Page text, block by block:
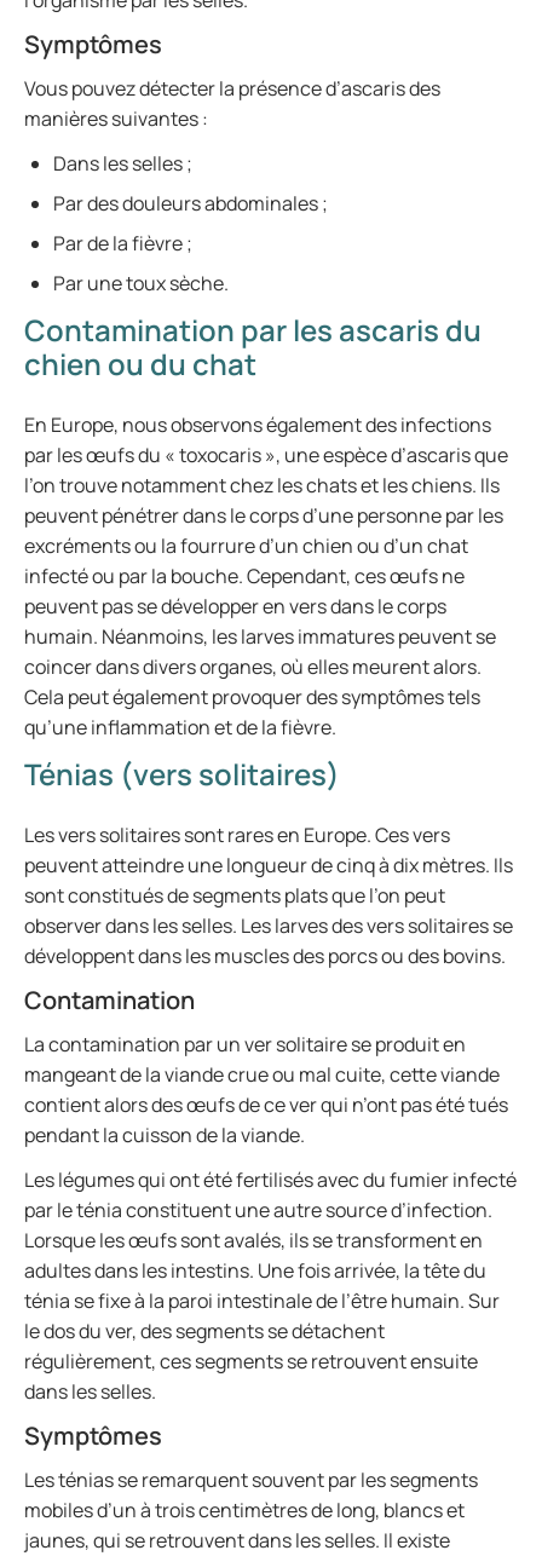
Symptômes
Vous pouvez détecter la présence d’ascaris des
manières suivantes :
Dans les selles ;
Par des douleurs abdominales ;
Par de la fièvre ;
Par une toux sèche.
Contamination par les ascaris du
chien ou du chat
En Europe, nous observons également des infections
par les œufs du « toxocaris », une espèce d’ascaris que
l’on trouve notamment chez les chats et les chiens. Ils
peuvent pénétrer dans le corps d’une personne par les
excréments ou la fourrure d’un chien ou d’un chat
infecté ou par la bouche. Cependant, ces œufs ne
peuvent pas se développer en vers dans le corps
humain. Néanmoins, les larves immatures peuvent se
coincer dans divers organes, où elles meurent alors.
Cela peut également provoquer des symptômes tels
qu’une inflammation et de la fièvre.
Ténias (vers solitaires)
Les vers solitaires sont rares en Europe. Ces vers
peuvent atteindre une longueur de cinq à dix mètres. Ils
sont constitués de segments plats que l’on peut
observer dans les selles. Les larves des vers solitaires se
développent dans les muscles des porcs ou des bovins.
Contamination
La contamination par un ver solitaire se produit en
mangeant de la viande crue ou mal cuite, cette viande
contient alors des œufs de ce ver qui n’ont pas été tués
pendant la cuisson de la viande.
Les légumes qui ont été fertilisés avec du fumier infecté
par le ténia constituent une autre source d’infection.
Lorsque les œufs sont avalés, ils se transforment en
adultes dans les intestins. Une fois arrivée, la tête du
ténia se fixe à la paroi intestinale de l’être humain. Sur
le dos du ver, des segments se détachent
régulièrement, ces segments se retrouvent ensuite
dans les selles.
Symptômes
Les ténias se remarquent souvent par les segments
mobiles d’un à trois centimètres de long, blancs et
jaunes, qui se retrouvent dans les selles. Il existe